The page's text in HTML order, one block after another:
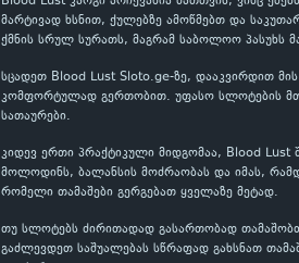
მარტივად ხსნით, ქულებზე ამოწმებთ და
ქმნის სრულ სურათს, მაგრამ საბოლოო პასუხს
სცადეთ Blood Lust Sloto.ge-ზე, დააკვირდით
კომფორტულად გერთობით. უფასო სლოტების
სათაურები.
კიდევ ერთი პრაქტიკული მიდგომაა, Blood Lust
მოლოდინს, ბალანსის მოძრაობას და იმას,
რომელი თამაშები გერგებათ ყველაზე მეტად.
თუ სლოტებს ძირითადად გასართობად
გაძლევდეთ საშუალებას სწრაფად გახსნათ